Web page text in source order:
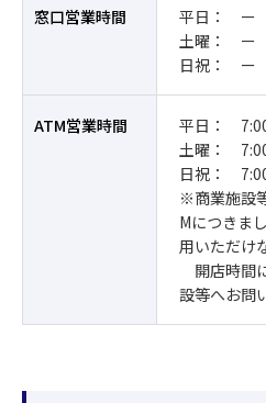
窓口営業時間
平日： ー
土曜： ー
日祝： ー
ATM営業時間
平日：
土曜：
日祝：
※商業施設
Mにつきま
用いただけ
開店時間
設等へお問